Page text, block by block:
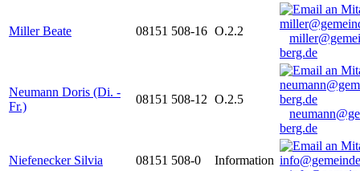
Miller Beate 08151 508-16 O.2.2
berg.de
Neumann Doris (Di. -
Fr.)
08151 508-12 O.2.5
berg.de
Niefenecker Silvia 08151 508-0
Information